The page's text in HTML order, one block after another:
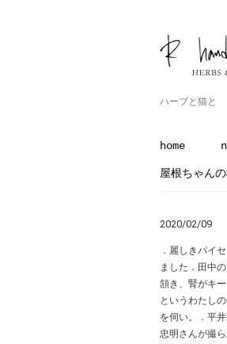
ハーブと猫と
home
屋根ちゃん
2020/02/09
．麗しきパイ
ました︎．田中
頷き、腎がキ
というわたし
を伺い。．平
忠明さんが撮